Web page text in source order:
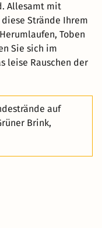
Allesamt mit
Strände Ihrem
Toben
Sie sich im
leise Rauschen der
auf
Brink,